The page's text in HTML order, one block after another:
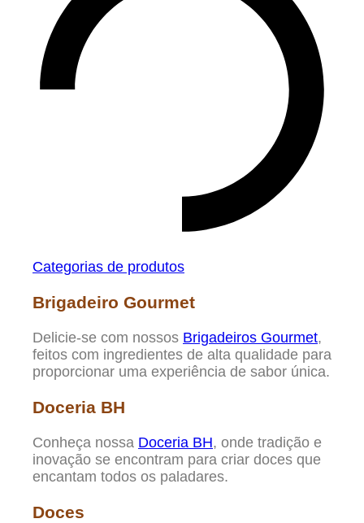
Categorias de produtos
Brigadeiro Gourmet
Delicie-se com nossos Brigadeiros Gourmet,
feitos com ingredientes de alta qualidade para
proporcionar uma experiência de sabor única.
Doceria BH
Conheça nossa Doceria BH, onde tradição e
inovação se encontram para criar doces que
encantam todos os paladares.
Doces